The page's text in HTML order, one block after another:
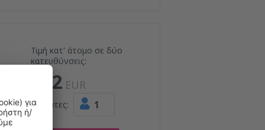
Τιμή κατ' άτομο σε δύο
κατευθύνσεις:
102 EUR
Επιβάτες: 1